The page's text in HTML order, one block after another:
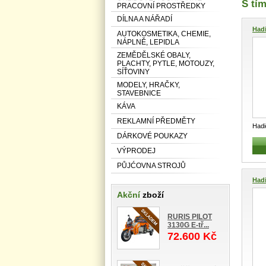
PRACOVNÍ PROSTŘEDKY
DÍLNA A NÁŘADÍ
AUTOKOSMETIKA, CHEMIE,
NÁPLNĚ, LEPIDLA
ZEMĚDĚLSKÉ OBALY,
PLACHTY, PYTLE, MOTOUZY,
SÍŤOVINY
MODELY, HRAČKY,
STAVEBNICE
KÁVA
REKLAMNÍ PŘEDMĚTY
DÁRKOVÉ POUKAZY
VÝPRODEJ
PŮJĆOVNA STROJŮ
Akčnízboží
RURIS PILOT
3130G E-tř...
72.600 Kč
S